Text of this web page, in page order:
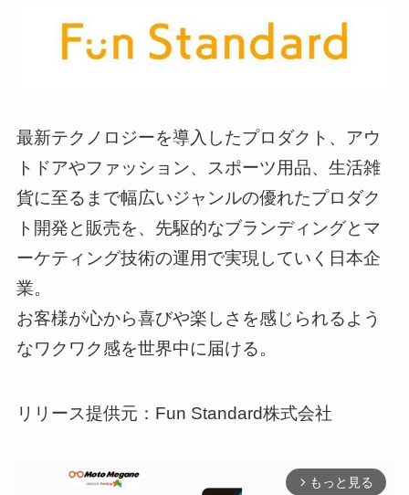
最新テクノロジーを導入したプロダクト、アウ
トドアやファッション、スポーツ用品、生活雑
貨に至るまで幅広いジャンルの優れたプロダク
ト開発と販売を、先駆的なブランディングとマ
ーケティング技術の運用で実現していく日本企
業。
お客様が心から喜びや楽しさを感じられるよう
なワクワク感を世界中に届ける。
リリース提供元：Fun Standard株式会社
arrow_forward_ios もっと見る